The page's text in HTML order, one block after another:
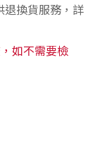
退換貨服務，詳
如不需要檢